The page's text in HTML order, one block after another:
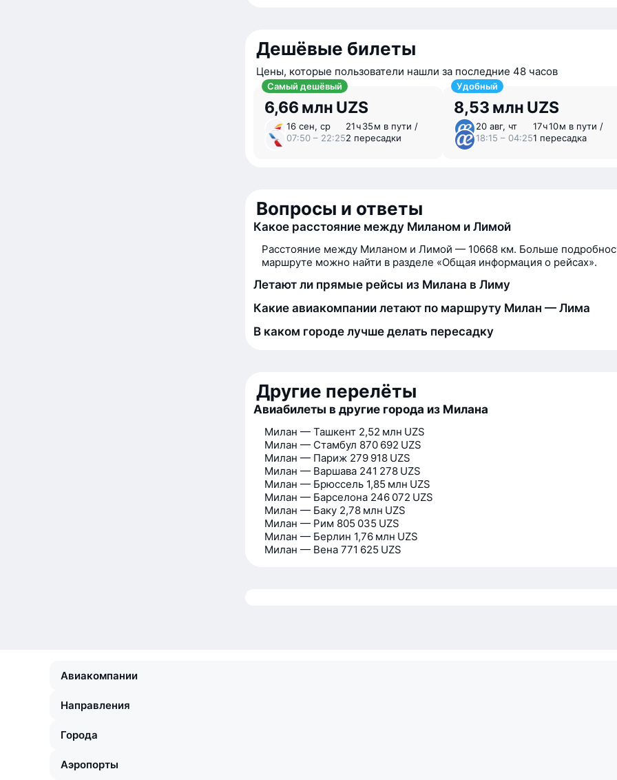
Дешёвые билеты
Цены, которые пользователи нашли за последние 48 часов
Самый дешёвый
6,66 млн UZS
16 сен, ср
07:50 – 22:25
21 ⁠ч 35 ⁠м в пути /
2 пересадки
Удобный
8,53 млн UZS
20 авг, чт
18:15 – 04:25
17 ⁠ч 10 ⁠м в пути /
1 пересадка
Вопросы и ответы
Какое расстояние между Миланом и Лимой
Расстояние между Миланом и Лимой — 10668 км. Больше
маршруте можно найти в разделе «Общая информация о рейсах».
Летают ли прямые рейсы из Милана в Лиму
Какие авиакомпании летают по маршруту Милан — Лима
В каком городе лучше делать пересадку
Другие перелёты
Авиабилеты в другие города из Милана
Милан — Ташкент 2,52 млн UZS
Милан — Стамбул 870 692 UZS
Милан — Париж 279 918 UZS
Милан — Варшава 241 278 UZS
Милан — Брюссель 1,85 млн UZS
Милан — Барселона 246 072 UZS
Милан — Баку 2,78 млн UZS
Милан — Рим 805 035 UZS
Милан — Берлин 1,76 млн UZS
Милан — Вена 771 625 UZS
Авиакомпании
Направления
Города
Аэропорты